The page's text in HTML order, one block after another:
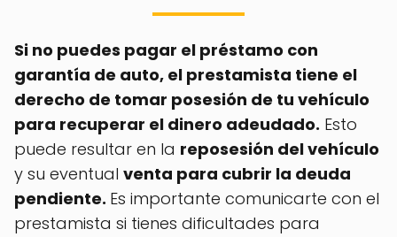
Si no puedes pagar el préstamo con
garantía de auto, el prestamista tiene el
derecho de tomar posesión de tu vehículo
para recuperar el dinero adeudado. Esto
puede resultar en la reposesión del vehículo
y su eventual venta para cubrir la deuda
pendiente. Es importante comunicarte con el
prestamista si tienes dificultades para